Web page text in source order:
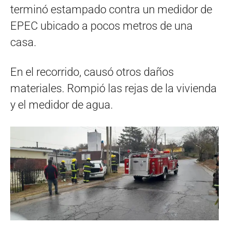
terminó estampado contra un medidor de
EPEC ubicado a pocos metros de una
casa.
En el recorrido, causó otros daños
materiales. Rompió las rejas de la vivienda
y el medidor de agua.